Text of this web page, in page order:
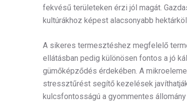
fekvésű területeken érzi jól magát.
kultúrákhoz képest alacsonyabb
A sikeres termesztéshez megfelelő
ellátásban pedig különösen fontos a jó
gümőképződés érdekében. A
stressztűrést segítő kezelések
kulcsfontosságú a gyommentes